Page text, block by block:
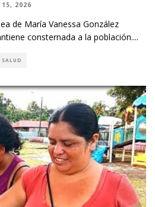
15, 2026
de María Vanessa González
consternada a la población....
SALUD